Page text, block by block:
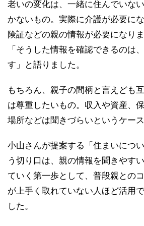
老いの変化は、一緒に住んでいな
かないもの。実際に介護が必要に
険証などの親の情報が必要になり
「そうした情報を確認できるのは
す」と語りました。
もちろん、親子の間柄と言えども
は尊重したいもの。収入や資産、
場所などは聞きづらいというケー
小山さんが提案する「住まいにつ
う切り口は、親の情報を聞きやす
ていく第一歩として、普段親との
が上手く取れていない人ほど活用
した。